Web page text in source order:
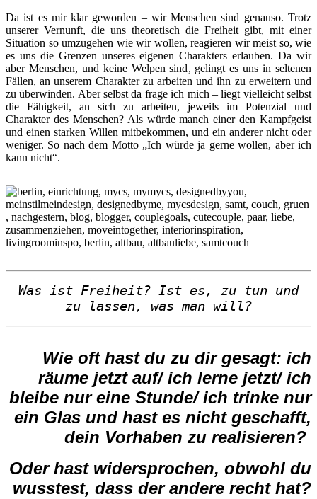
Da ist es mir klar geworden – wir Menschen sind genauso. Trotz
unserer Vernunft, die uns theoretisch die Freiheit gibt, mit einer
Situation so umzugehen wie wir wollen, reagieren wir meist so, wie
es uns die Grenzen unseres eigenen Charakters erlauben. Da wir
aber Menschen, und keine Welpen sind, gelingt es uns in seltenen
Fällen, an unserem Charakter zu arbeiten und ihn zu erweitern und
zu überwinden. Aber selbst da frage ich mich – liegt vielleicht selbst
die Fähigkeit, an sich zu arbeiten, jeweils im Potenzial und
Charakter des Menschen? Als würde manch einer den Kampfgeist
und einen starken Willen mitbekommen, und ein anderer nicht oder
weniger. So nach dem Motto „Ich würde ja gerne wollen, aber ich
kann nicht“.
Was ist Freiheit? Ist es, zu tun und
zu
lassen, was man will?
Wie oft hast du zu dir gesagt: ich
räume jetzt auf/ ich lerne jetzt/ ich
bleibe nur eine Stunde/ ich trinke nur
ein Glas und hast es nicht geschafft,
dein Vorhaben zu realisieren?
Oder hast widersprochen, obwohl du
wusstest, dass der andere recht hat?